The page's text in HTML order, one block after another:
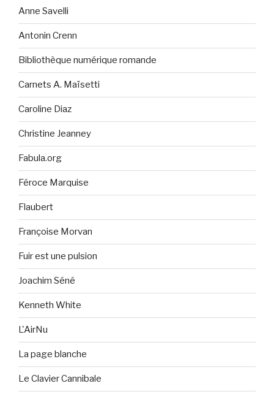
Anne Savelli
Antonin Crenn
Bibliothèque numérique romande
Carnets A. Maïsetti
Caroline Diaz
Christine Jeanney
Fabula.org
Féroce Marquise
Flaubert
Françoise Morvan
Fuir est une pulsion
Joachim Séné
Kenneth White
L'AirNu
La page blanche
Le Clavier Cannibale